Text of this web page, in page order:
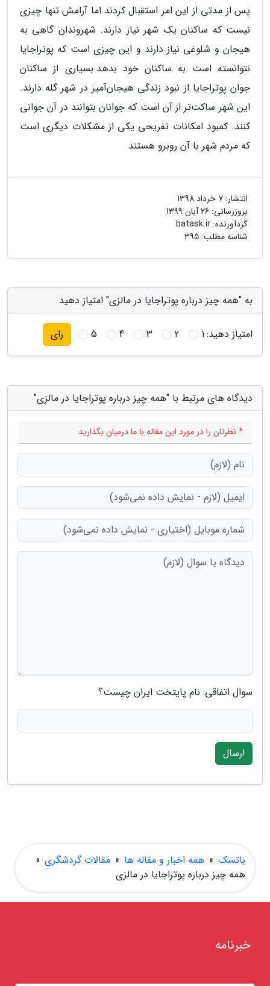
پس از مدتی از این امر استقبال کردند.اما آرامش تنها چیزی
نیست که ساکنان یک شهر نیاز دارند. شهروندان گاهی به
هیجان و شلوغی نیاز دارند و این چیزی است که پوتراجایا
نتوانسته است به ساکنان خود بدهد.بسیاری از ساکنان
جوان پوتراجایا از نبود زندگی هیجان‌آمیز در شهر گله دارند.
این شهر ساکت‌تر از آن است که جوانان بتوانند در آن جوانی
کنند. کمبود امکانات تفریحی یکی از مشکلات دیگری است
که مردم شهر با آن روبرو هستند
انتشار: 7 خرداد 1398
بروزرسانی: 26 آبان 1399
گردآورنده: batask.ir
شناسه مطلب: 395
به "همه چیز درباره پوتراجایا در مالزی" امتیاز دهید
امتیاز دهید:1
2
3
4
5 رای
دیدگاه های مرتبط با "همه چیز درباره پوتراجایا در مالزی"
* نظرتان را در مورد این مقاله با ما درمیان بگذارید
سوال اتفاقی: نام پایتخت ایران چیست؟
ارسال
باتسک » همه اخبار و مقاله ها » مقالات گردشگری »
همه چیز درباره پوتراجایا در مالزی
خبرنامه